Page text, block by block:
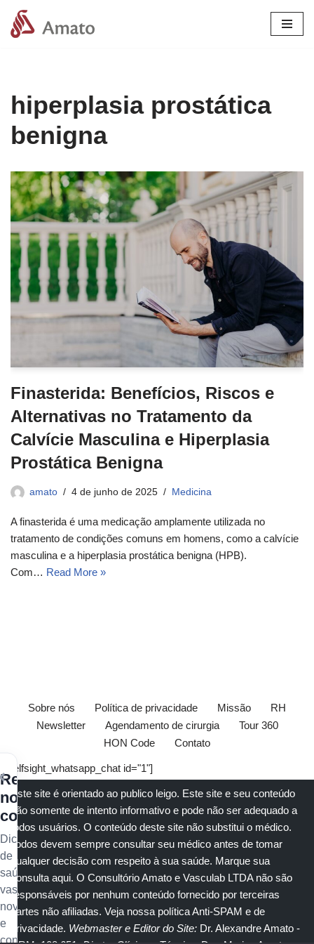
Pular
hiperplasia prostática
benigna
Finasterida: Benefícios, Riscos e
Alternativas no Tratamento da
Calvície Masculina e Hiperplasia
Prostática Benigna
amato 4 de junho de 2025 Medicina
A finasterida é uma medicação amplamente utilizada no
tratamento de condições comuns em homens, como a calvície
masculina e a hiperplasia prostática benigna (HPB).
Com… Read More »
Sobre nós Política de privacidade Missão
RH
Newsletter
Agendamento de cirurgia
Tour 360
HON Code
Contato
[elfsight_whatsapp_chat id="1"]
Este site é orientado ao publico leigo. Este site e seu conteúdo
são somente de intento informativo e pode não ser adequado a
todos usuários. O conteúdo deste site não substitui o médico.
Todos devem sempre consultar seu médico antes de tomar
qualquer decisão com respeito à sua saúde. Marque sua
consulta aqui. O Consultório Amato e Vasculab LTDA não são
responsáveis por nenhum conteúdo fornecido por terceiras
partes não afiliadas. Veja nossa política Anti-SPAM e de
privacidade. Webmaster e Editor do Site: Dr. Alexandre Amato -
Receba
nossos
conteúdos
Dicas
de
saúde
vascular,
novidades
e
conteúdo